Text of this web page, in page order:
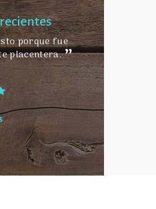
porque fue
placentera.